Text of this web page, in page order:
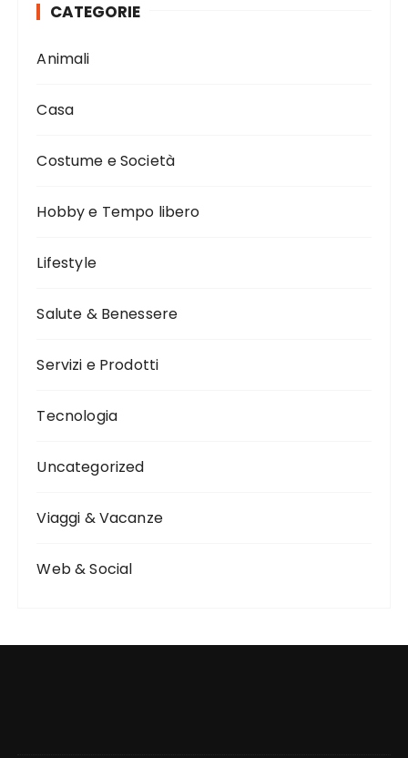
CATEGORIE
Animali
Casa
Costume e Società
Hobby e Tempo libero
Lifestyle
Salute & Benessere
Servizi e Prodotti
Tecnologia
Uncategorized
Viaggi & Vacanze
Web & Social